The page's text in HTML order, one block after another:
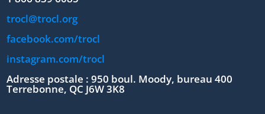
trocl@trocl.org
facebook.com/trocl
instagram.com/trocl
Adresse postale : 950 boul. Moody, bureau 400
Terrebonne, QC J6W 3K8